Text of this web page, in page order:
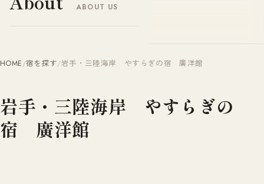
ABOUT US
HOME/宿を探す/岩手・三陸海岸 やすらぎの宿 廣洋館
岩手・三陸海岸 やすらぎの
宿 廣洋館